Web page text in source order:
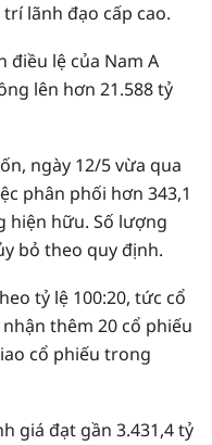
lãnh đạo cấp cao.
điều lệ của Nam A
lên hơn 21.588 tỷ
ngày 12/5 vừa qua
phân phối hơn 343,1
hiện hữu. Số lượng
bỏ theo quy định.
tỷ lệ 100:20, tức cổ
thêm 20 cổ phiếu
cổ phiếu trong
giá đạt gần 3.431,4 tỷ